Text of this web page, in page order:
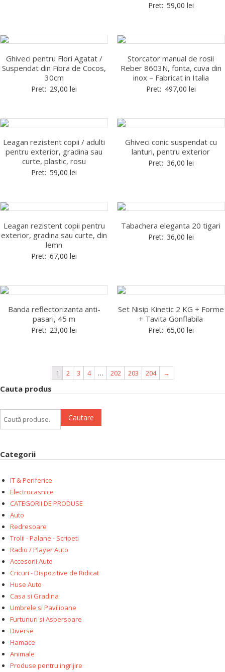
Pret: 59,00 lei
Ghiveci pentru Flori Agatat /
Suspendat din Fibra de Cocos,
30cm
Pret: 29,00lei
Storcator manual de rosii
Reber 8603N, fonta, cuva din
inox – Fabricat in Italia
Pret: 497,00 lei
Leagan rezistent copii / adulti
pentru exterior, gradina sau
curte, plastic, rosu
Pret: 59,00lei
Ghiveci conic suspendat cu
lanturi, pentru exterior
Pret: 36,00 lei
Leagan rezistent copii pentru
exterior, gradina sau curte, din
lemn
Pret: 67,00lei
Tabachera eleganta 20 tigari
Pret: 36,00 lei
Banda reflectorizanta anti-
pasari, 45 m
Pret: 23,00lei
Set Nisip Kinetic 2 KG + Forme
+ Tavita Gonflabila
Pret: 65,00 lei
1 2 3 4 … 202 203 204 →
Cauta produs
Caută:
Cautare
Categorii
IT & Periferice
Electrocasnice
CATEGORII DE PRODUSE
Auto
Redresoare
Trolii - Palane - Scripeti
Radio / Player Auto
Accesorii Auto
Cricuri - Dispozitive de Ridicat
Huse Auto
Casa si Gradina
Umbrele si Pavilioane
Furtunuri si Aspersoare
Diverse
Hamace
Animale
Produse pentru ingrijire